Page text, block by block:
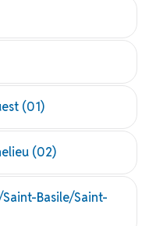
(01)
(02)
Basile/Saint-